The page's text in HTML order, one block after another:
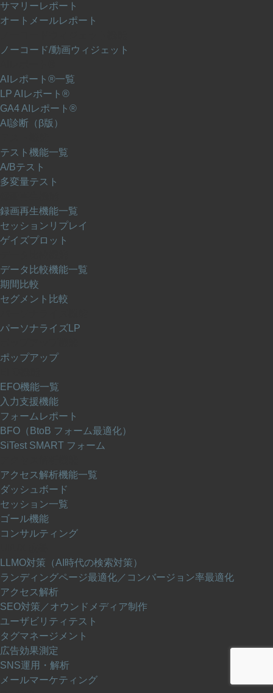
サマリーレポート
オートメールレポート
ノーコード/動画ウィジェット
AIレポート®一覧
LP AIレポート®
GA4 AIレポート®
AI診断（β版）
テスト機能一覧
A/Bテスト
多変量テスト
録画再生機能一覧
セッションリプレイ
ゲイズプロット
データ比較機能一覧
期間比較
セグメント比較
パーソナライズLP
ポップアップ
EFO機能一覧
入力支援機能
フォームレポート
BFO（BtoB フォーム最適化）
SiTest SMART フォーム
アクセス解析機能一覧
ダッシュボード
セッション一覧
ゴール機能
コンサルティング
LLMO対策（AI時代の検索対策）
ランディングページ最適化／コンバージョン率最適化
アクセス解析
SEO対策／オウンドメディア制作
ユーザビリティテスト
タグマネージメント
広告効果測定
SNS運用・解析
メールマーケティング